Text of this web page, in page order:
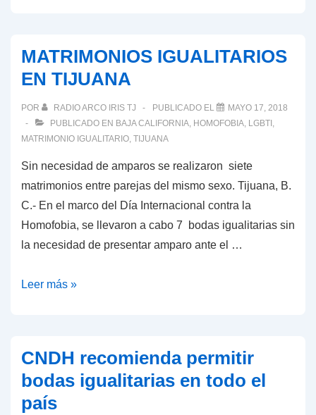
al
proceso
dictamen
de
la
iniciativa
de
Matrimonio
Igualitario
Baja
MATRIMONIOS IGUALITARIOS
EN TIJUANA
POR RADIO ARCO IRIS TJ PUBLICADO EL
MAYO 17, 2018
PUBLICADO EN BAJA CALIFORNIA, HOMOFOBIA, LGBTI ,
MATRIMONIO IGUALITARIO, TIJUANA
Sin necesidad de amparos se realizaron siete
matrimonios entre parejas del mismo sexo. Tijuana, B.
C.- En el marco del Día Internacional contra la
Homofobia, se llevaron a cabo 7 bodas igualitarias sin
la necesidad de presentar amparo ante el …
MATRIMONIOS
Leer más »
CNDH recomienda permitir
bodas igualitarias en todo el
país